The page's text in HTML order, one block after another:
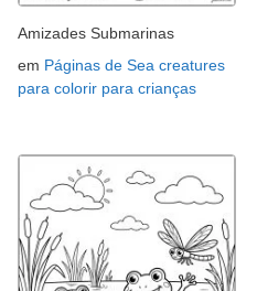
Amizades Submarinas
em Páginas de Sea creatures
para colorir para crianças